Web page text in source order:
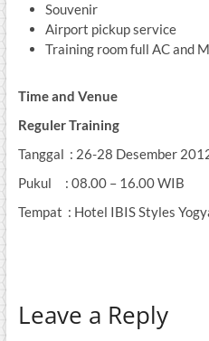
Souvenir
Airport pickup service
Training room full AC and
Time and Venue
Reguler Training
Tanggal : 26-28 Desember
Pukul : 08.00 – 16.00 WIB
Tempat : Hotel IBIS Styles
Leave a Reply